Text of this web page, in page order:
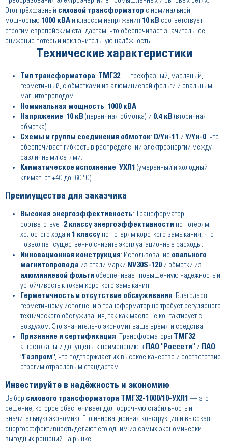
Этот трёхфазный силовой трансформатор с номинальной
мощностью 1000 кВА и классом напряжения 10 кВ соответствует
строгим европейским стандартам, что обеспечивает значительное
снижение потерь и исключительную надёжность.
Технические характеристики
Тип трансформатора: ТМГ32— трёхфазный, масляный,
герметичный, с обмотками из алюминиевой фольги и овальным
магнитопроводом.
Номинальная мощность: 1000 кВА.
Напряжение: 10 кВ (первичная обмотка) и 0.4 кВ (вторичная
обмотка).
Схемы и группы соединения обмоток: D/Yн-11 и Y/Yн-0, что
обеспечивает гибкость в распределении электроэнергии между
различными сетями.
Климатическое исполнение: УХЛ1 (умеренный и холодный
климат, от +40 до -60 ºC).
Преимущества для заказчика
Высокая энергоэффективность: Трансформатор
соответствует 2 классу энергоэффективности по потерям
холостого хода и 1 классу по потерям короткого замыкания, что
позволяет существенно снизить эксплуатационные расходы.
Инновационная конструкция: Использование овального
магнитопровода из стали марки NV30S-120 и обмотки из
алюминиевой фольги обеспечивает повышенную надёжность и
устойчивость к токам короткого замыкания.
Герметичность и отсутствие обслуживания: Благодаря
герметичному исполнению трансформатор не требует регулярного
технического обслуживания, так как масло не контактирует с
воздухом. Это значительно экономит ваше время и средства.
Признание и сертификация: Трансформаторы ТМГ32
аттестованы и допущены к применению в ПАО "Россети" и ПАО
"Газпром", что подтверждает их высокое качество и соответствие
строгим отраслевым стандартам.
Инвестируйте в надёжность и экономию
Выбор силового трансформатора ТМГ32-1000/10-УХЛ1 — это
решение, которое обеспечивает долгосрочную стабильность и
значительную экономию. Его инновационная конструкция и высокая
энергоэффективность делают его одним из самых экономически
выгодных решений на рынке.